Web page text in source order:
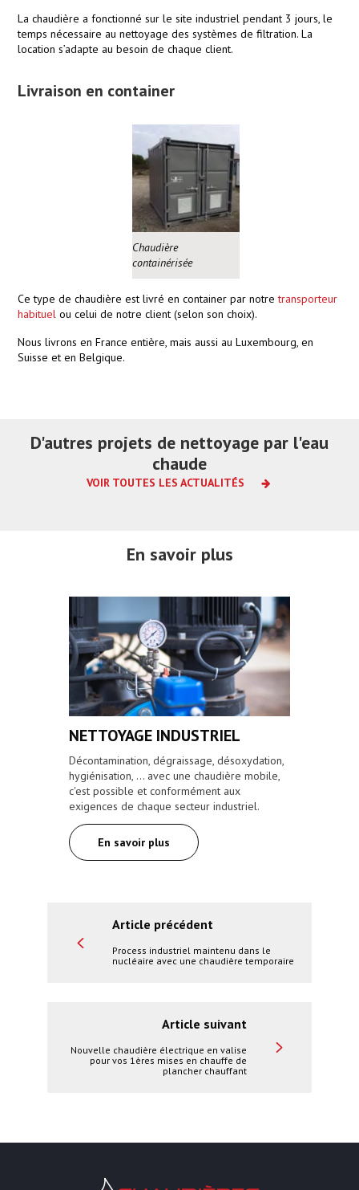
La chaudière a fonctionné sur le site industriel pendant 3 jours, le
temps nécessaire au nettoyage des systèmes de filtration. La
location s’adapte au besoin de chaque client.
Livraison en container
Chaudière
containérisée
Ce type de chaudière est livré en container par notretransporteur
habituel ou celui de notre client (selon son choix).
Nous livrons en France entière, mais aussi au Luxembourg, en
Suisse et en Belgique.
D'autres projets de nettoyage par l'eau
chaude
VOIR TOUTES LES ACTUALITÉS
chaudière en wagon : Efficacité et
enjeu environnemental
En savoir plus
NETTOYAGE INDUSTRIEL
Décontamination, dégraissage, désoxydation,
hygiénisation, ... avec une chaudière mobile,
c'est possible et conformément aux
exigences de chaque secteur industriel.
En savoir plus
Article précédent
Process industriel maintenu dans le
nucléaire avec une chaudière temporaire
Article suivant
Nouvelle chaudière électrique en valise
pour vos 1ères mises en chauffe de
plancher chauffant
Chaudières Location Location de